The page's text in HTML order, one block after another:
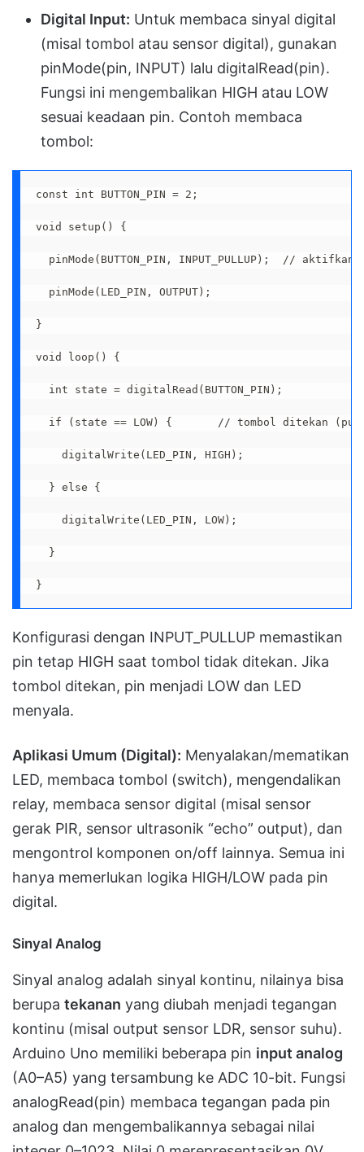
Digital Input: Untuk membaca sinyal digital
(misal tombol atau sensor digital), gunakan
pinMode(pin, INPUT) lalu digitalRead(pin).
Fungsi ini mengembalikan HIGH atau LOW
sesuai keadaan pin. Contoh membaca
tombol:
const int BUTTON_PIN = 2;
void setup() {
pinMode(BUTTON_PIN, INPUT_PULLUP);  //
pinMode(LED_PIN, OUTPUT);
}
void loop() {
int state = digitalRead(BUTTON_PIN);
if (state == LOW) {       // tombol ditekan
digitalWrite(LED_PIN, HIGH);
} else {
digitalWrite(LED_PIN, LOW);
}
}
Konfigurasi dengan INPUT_PULLUP memastikan
pin tetap HIGH saat tombol tidak ditekan. Jika
tombol ditekan, pin menjadi LOW dan LED
menyala.
Aplikasi Umum (Digital): Menyalakan/mematikan
LED, membaca tombol (switch), mengendalikan
relay, membaca sensor digital (misal sensor
gerak PIR, sensor ultrasonik “echo” output), dan
mengontrol komponen on/off lainnya. Semua ini
hanya memerlukan logika HIGH/LOW pada pin
digital.
Sinyal Analog
Sinyal analog adalah sinyal kontinu, nilainya bisa
berupa tekanan yang diubah menjadi tegangan
kontinu (misal output sensor LDR, sensor suhu).
Arduino Uno memiliki beberapa pin input analog
(A0–A5) yang tersambung ke ADC 10-bit. Fungsi
analogRead(pin) membaca tegangan pada pin
analog dan mengembalikannya sebagai nilai